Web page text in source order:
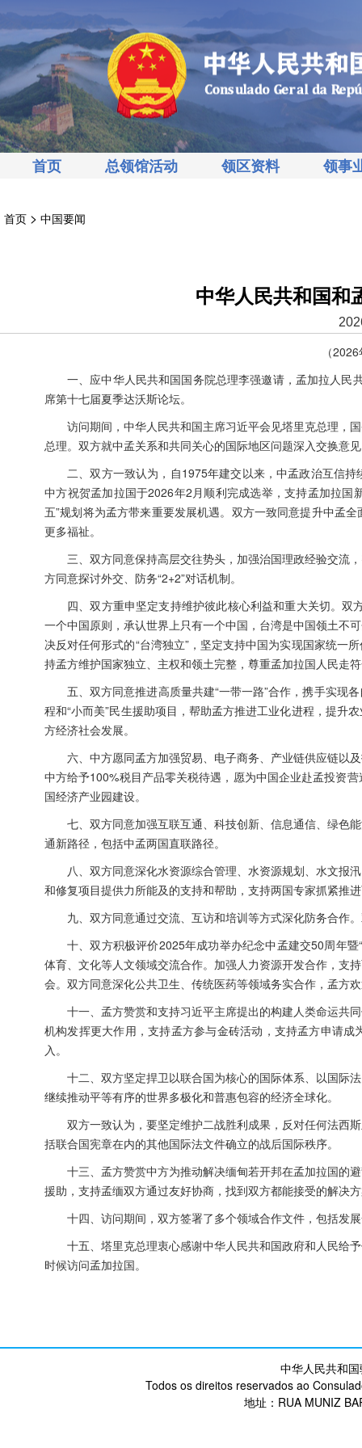
首页 总领馆活动 领区资料 领事
首页 > 中国要闻
中华人民共和国和
（
一、应中华人民共和国国务院总理李强邀请，孟加拉人民
席第十七届夏季达沃斯论坛。
访问期间，中华人民共和国主席习近平会见塔里克总理，
总理。双方就中孟关系和共同关心的国际地区问题深入交换意
二、双方一致认为，自1975年建交以来，中孟政治互信
中方祝贺孟加拉国于2026年2月顺利完成选举，支持孟加拉国
五”规划将为孟方带来重要发展机遇。双方一致同意提升中孟
更多福祉。
三、双方同意保持高层交往势头，加强治国理政经验交流
方同意探讨外交、防务“2+2”对话机制。
四、双方重申坚定支持维护彼此核心利益和重大关切。
一个中国原则，承认世界上只有一个中国，台湾是中国领土不
决反对任何形式的“台湾独立”，坚定支持中国为实现国家统一
持孟方维护国家独立、主权和领土完整，尊重孟加拉国人民走
五、双方同意推进高质量共建“一带一路”合作，携手实现
程和“小而美”民生援助项目，帮助孟方推进工业化进程，提升
方经济社会发展。
六、中方愿同孟方加强贸易、电子商务、产业链供应链以
中方给予100%税目产品零关税待遇，愿为中国企业赴孟投资
国经济产业园建设。
七、双方同意加强互联互通、科技创新、信息通信、绿色
通新路径，包括中孟两国直联路径。
八、双方同意深化水资源综合管理、水资源规划、水文报
和修复项目提供力所能及的支持和帮助，支持两国专家抓紧推
九、双方同意通过交流、互访和培训等方式深化防务合作
十、双方积极评价2025年成功举办纪念中孟建交50周年
体育、文化等人文领域交流合作。加强人力资源开发合作，支
会。双方同意深化公共卫生、传统医药等领域务实合作，孟方
十一、孟方赞赏和支持习近平主席提出的构建人类命运共
机构发挥更大作用，支持孟方参与金砖活动，支持孟方申请
入。
十二、双方坚定捍卫以联合国为核心的国际体系、以国际
继续推动平等有序的世界多极化和普惠包容的经济全球化。
双方一致认为，要坚定维护二战胜利成果，反对任何法西
括联合国宪章在内的其他国际法文件确立的战后国际秩序。
十三、孟方赞赏中方为推动解决缅甸若开邦在孟加拉国的
援助，支持孟缅双方通过友好协商，找到双方都能接受的解决
十四、访问期间，双方签署了多个领域合作文件，包括发
十五、塔里克总理衷心感谢中华人民共和国政府和人民给
时候访问孟加拉国。
中华人民共和
Todos os direitos reservados ao
地址：RUA MUNIZ